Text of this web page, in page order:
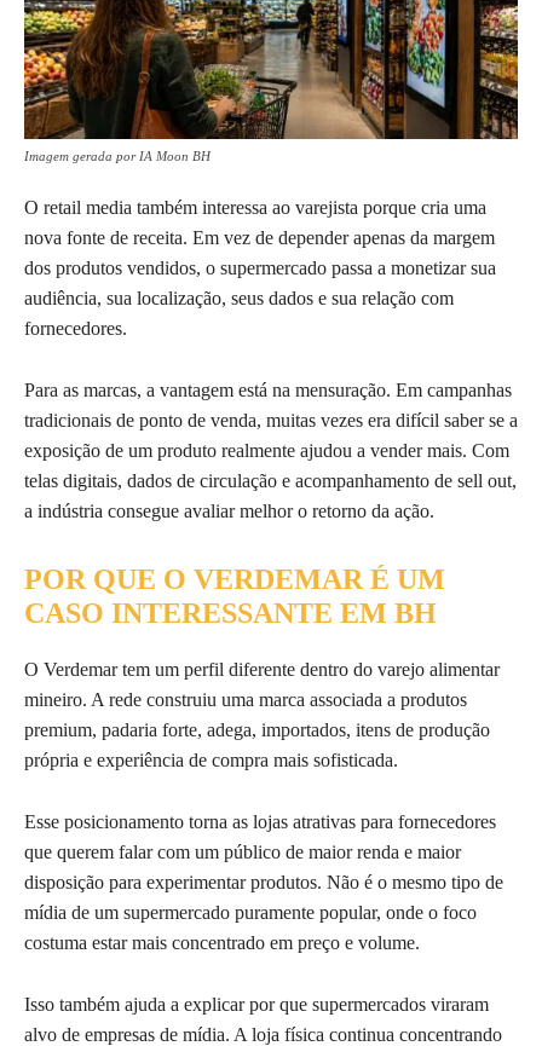
Imagem gerada por IA Moon BH
O retail media também interessa ao varejista porque cria uma
nova fonte de receita. Em vez de depender apenas da margem
dos produtos vendidos, o supermercado passa a monetizar sua
audiência, sua localização, seus dados e sua relação com
fornecedores.
Para as marcas, a vantagem está na mensuração. Em campanhas
tradicionais de ponto de venda, muitas vezes era difícil saber se a
exposição de um produto realmente ajudou a vender mais. Com
telas digitais, dados de circulação e acompanhamento de sell out,
a indústria consegue avaliar melhor o retorno da ação.
POR QUE O VERDEMAR É UM
CASO INTERESSANTE EM BH
O Verdemar tem um perfil diferente dentro do varejo alimentar
mineiro. A rede construiu uma marca associada a produtos
premium, padaria forte, adega, importados, itens de produção
própria e experiência de compra mais sofisticada.
Esse posicionamento torna as lojas atrativas para fornecedores
que querem falar com um público de maior renda e maior
disposição para experimentar produtos. Não é o mesmo tipo de
mídia de um supermercado puramente popular, onde o foco
costuma estar mais concentrado em preço e volume.
Isso também ajuda a explicar por que supermercados viraram
alvo de empresas de mídia. A loja física continua concentrando